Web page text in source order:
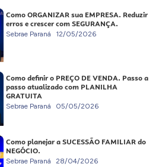
Como ORGANIZAR sua EMPRESA. Reduzir
erros e crescer com SEGURANÇA.
Sebrae Paraná 12/05/2026
Como definir o PREÇO DE VENDA. Passo a
passo atualizado com PLANILHA
GRATUITA
Sebrae Paraná 05/05/2026
Como planejar a SUCESSÃO FAMILIAR do
NEGÓCIO.
Sebrae Paraná 28/04/2026